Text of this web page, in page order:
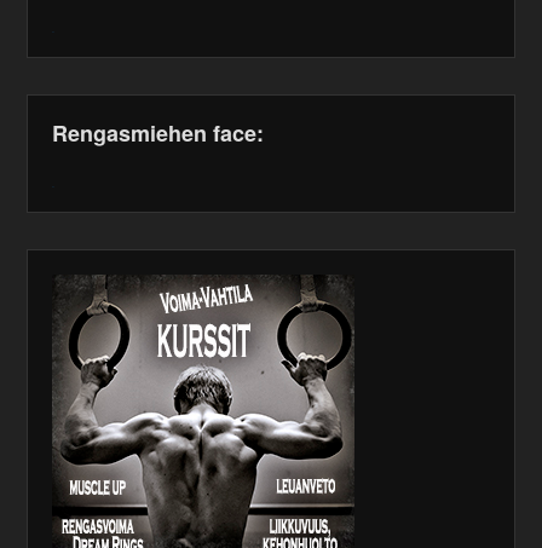
Rengasmiehen face: